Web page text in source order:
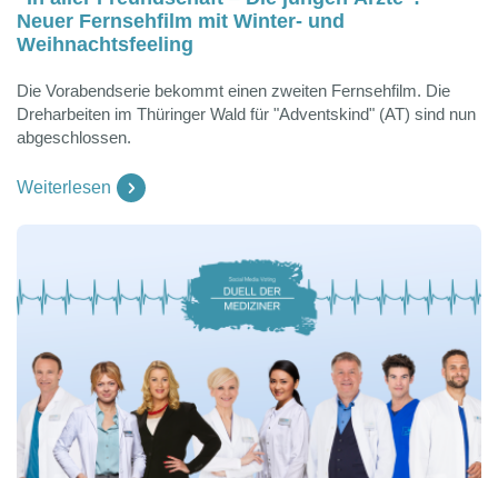
Neuer Fernsehfilm mit Winter- und
Weihnachtsfeeling
Die Vorabendserie bekommt einen zweiten Fernsehfilm. Die
Dreharbeiten im Thüringer Wald für "Adventskind" (AT) sind nun
abgeschlossen.
Weiterlesen